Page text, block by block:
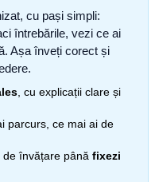
cu pași simpli:
întrebările, vezi ce ai
Așa înveți corect și
, cu explicații clare și
parcurs, ce mai ai de
învățare până fixezi